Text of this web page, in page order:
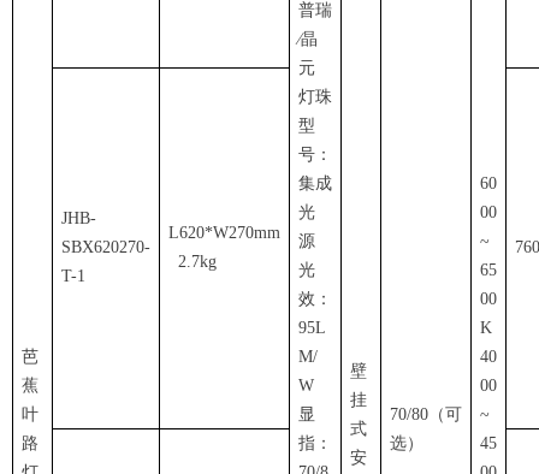
芭
蕉
叶
路
普瑞
∕晶
元
灯珠
型
号：
集成
光
源
光
效：
95L
M/
W
显
指：
壁
挂
式
安
70/80 （可
选）
60
00
~
65
00
K
40
00
~
45
JHB-
SBX620270-
T-1
L620*W270mm
2.7kg